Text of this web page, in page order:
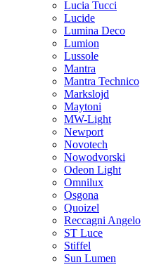
Lucia Tucci
Lucide
Lumina Deco
Lumion
Lussole
Mantra
Mantra Technico
Markslojd
Maytoni
MW-Light
Newport
Novotech
Nowodvorski
Odeon Light
Omnilux
Osgona
Quoizel
Reccagni Angelo
ST Luce
Stiffel
Sun Lumen